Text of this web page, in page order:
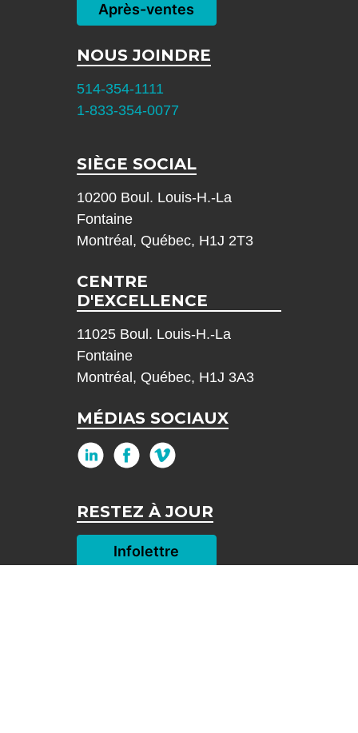
Après-ventes
NOUS JOINDRE
514-354-1111
1-833-354-0077
SIÈGE SOCIAL
10200 Boul. Louis-H.-La
Fontaine
Montréal, Québec, H1J 2T3
CENTRE
D'EXCELLENCE
11025 Boul. Louis-H.-La
Fontaine
Montréal, Québec, H1J 3A3
MÉDIAS SOCIAUX
RESTEZ À JOUR
Infolettre